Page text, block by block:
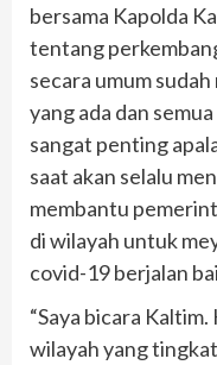
bersama Kapolda
tentang
secara umum
yang ada dan
sangat penting
saat akan selalu
membantu
di wilayah untuk
covid-19 berjalan
“Saya bicara
wilayah yang